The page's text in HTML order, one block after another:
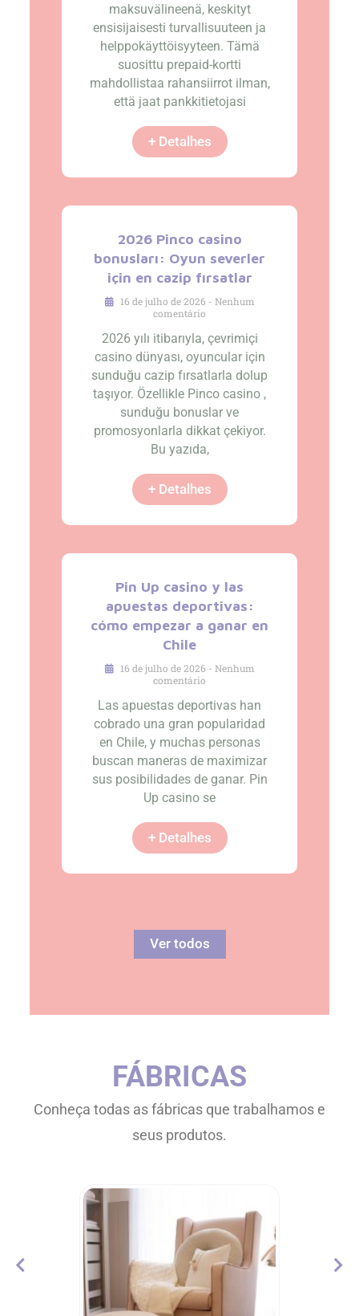
maksuvälineenä, keskityt
ensisijaisesti turvallisuuteen ja
helppokäyttöisyyteen. Tämä
suosittu prepaid-kortti
mahdollistaa rahansiirrot ilman,
että jaat pankkitietojasi
+ Detalhes
2026 Pinco casino
bonusları: Oyun severler
için en cazip fırsatlar
16 de julho de 2026
Nenhum
comentário
2026 yılı itibarıyla, çevrimiçi
casino dünyası, oyuncular için
sunduğu cazip fırsatlarla dolup
taşıyor. Özellikle Pinco casino ,
sunduğu bonuslar ve
promosyonlarla dikkat çekiyor.
Bu yazıda,
+ Detalhes
Pin Up casino y las
apuestas deportivas:
cómo empezar a ganar en
Chile
16 de julho de 2026
Nenhum
comentário
Las apuestas deportivas han
cobrado una gran popularidad
en Chile, y muchas personas
buscan maneras de maximizar
sus posibilidades de ganar. Pin
Up casino se
+ Detalhes
Ver todos
FÁBRICAS
Conheça todas as fábricas que trabalhamos e
seus produtos.